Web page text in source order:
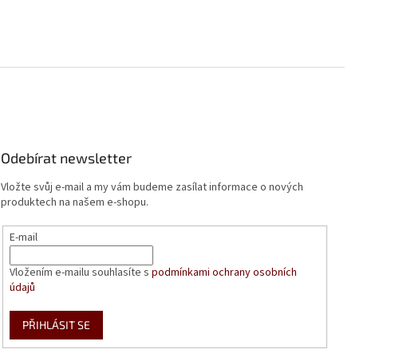
Odebírat newsletter
Vložte svůj e-mail a my vám budeme zasílat informace o nových
produktech na našem e-shopu.
E-mail
Vložením e-mailu souhlasíte spodmínkami ochrany osobních
údajů
PŘIHLÁSIT SE